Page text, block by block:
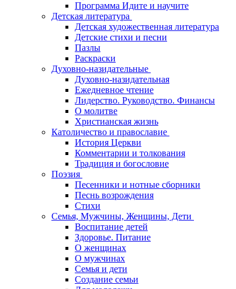
Программа Идите и научите
Детская литература
Детская художественная литература
Детские стихи и песни
Пазлы
Раскраски
Духовно-назидательные
Духовно-назидательная
Ежедневное чтение
Лидерство. Руководство. Финансы
О молитве
Христианская жизнь
Католичество и православие
История Церкви
Комментарии и толкования
Традиция и богословие
Поэзия
Песенники и нотные сборники
Песнь возрождения
Стихи
Семья, Мужчины, Женщины, Дети
Воспитание детей
Здоровье. Питание
О женщинах
О мужчинах
Семья и дети
Создание семьи